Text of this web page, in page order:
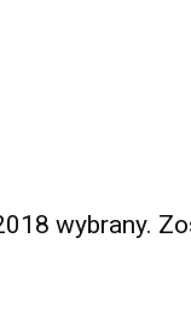
wybrany.